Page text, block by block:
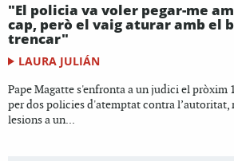
"El policia va voler pegar-me
cap, però el vaig aturar amb el
trencar"
LAURA JULIÁN
Pape Magatte s'enfronta a un judici el pròxim
per dos policies d'atemptat contra l’autoritat,
lesions a un...